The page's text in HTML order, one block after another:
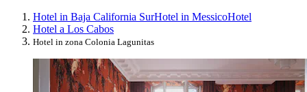
Hotel in Baja California SurHotel in MessicoHotel
Hotel a Los Cabos
Hotel in zona Colonia Lagunitas